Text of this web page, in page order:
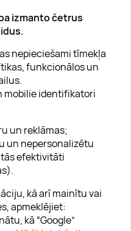
izmanto četrus
nepieciešami tīmekļa
funkcionālos un
mobilie identifikatori
un reklāmas;
un nepersonalizētu
efektivitāti
kā arī mainītu vai
apmeklējiet:
kā “Google”
politiku